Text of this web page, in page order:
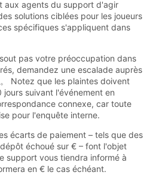
aux agents du support d'agir
solutions ciblées pour les joueurs
spécifiques s'appliquent dans
pas votre préoccupation dans
demandez une escalade auprès
Notez que les plaintes doivent
suivant l'événement en
connexe, car toute
pour l'enquête interne.
écarts de paiement – tels que des
échoué sur € – font l'objet
support vous tiendra informé à
en € le cas échéant.